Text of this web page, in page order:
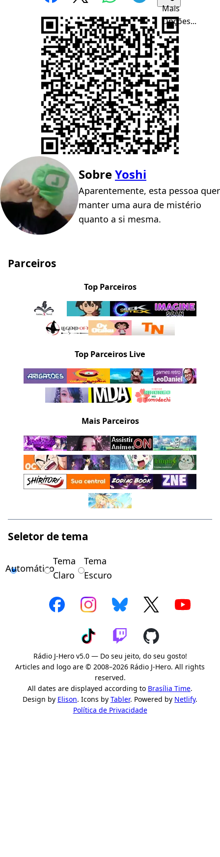
Mais
Opções...
SobreYoshi
Aparentemente, esta pessoa quer
manter uma aura de mistério
quanto a si mesma.
Parceiros
Top Parceiros
Top Parceiros Live
Mais Parceiros
Seletor de tema
Automático
Tema
Claro
Tema
Escuro
Rádio J-Hero v5.0 — Do seu jeito, do seu gosto!
Articles and logo are © 2008–2026 Rádio J-Hero. All rights
reserved.
All dates are displayed according to Brasília Time.
Design by Elison. Icons by Tabler. Powered by Netlify.
Política de Privacidade